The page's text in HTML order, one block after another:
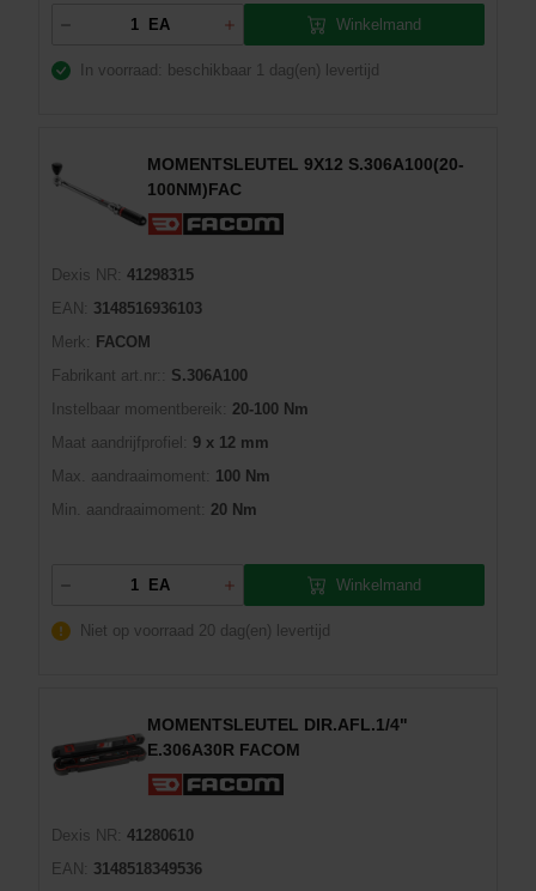
EA Winkelmand
In voorraad: beschikbaar 1 dag(en) levertijd
MOMENTSLEUTEL 9X12 S.306A100(20-
100NM)FAC
Dexis NR: 41298315
EAN:
3148516936103
Merk:
FACOM
Fabrikant art.nr::
S.306A100
Instelbaar momentbereik: 20-100 Nm
Maat aandrijfprofiel:
9 x 12 mm
Max. aandraaimoment:
100 Nm
Min. aandraaimoment: 20 Nm
EA Winkelmand
Niet op voorraad 20 dag(en) levertijd
MOMENTSLEUTEL DIR.AFL.1/4"
E.306A30R FACOM
Dexis NR: 41280610
EAN:
3148518349536